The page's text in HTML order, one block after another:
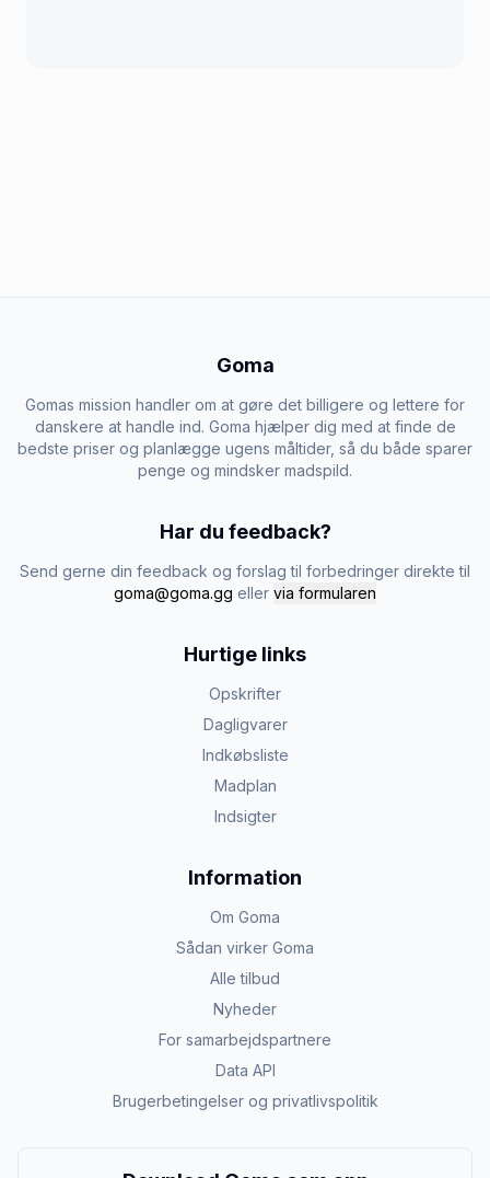
Goma
Gomas mission handler om at gøre det billigere og lettere for
danskere at handle ind. Goma hjælper dig med at finde de
bedste priser og planlægge ugens måltider, så du både sparer
penge og mindsker madspild.
Har du feedback?
Send gerne din feedback og forslag til forbedringer direkte til
goma@goma.gg eller via formularen
Hurtige links
Opskrifter
Dagligvarer
Indkøbsliste
Madplan
Indsigter
Information
Om Goma
Sådan virker Goma
Alle tilbud
Nyheder
For samarbejdspartnere
Data API
Brugerbetingelser og privatlivspolitik